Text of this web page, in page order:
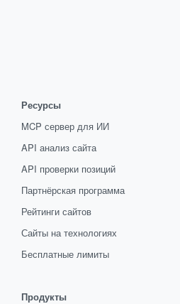
Ресурсы
MCP сервер для ИИ
API анализ сайта
API проверки позиций
Партнёрская программа
Рейтинги сайтов
Сайты на технологиях
Бесплатные лимиты
Продукты